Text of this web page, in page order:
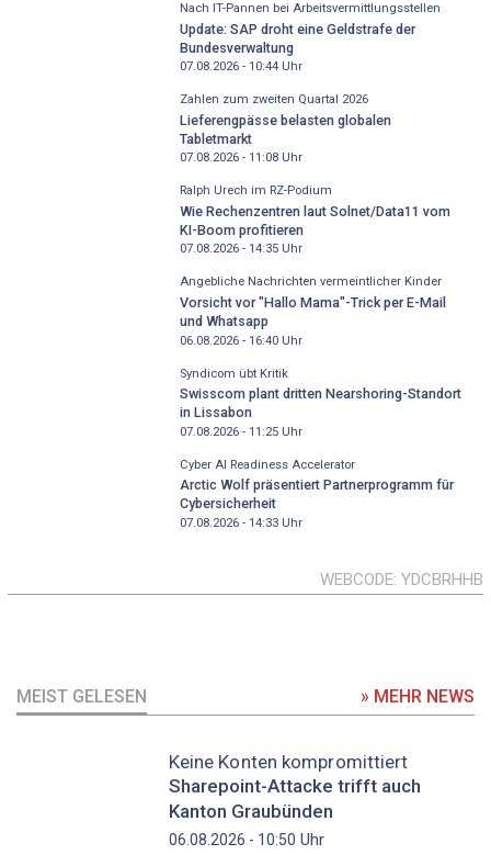
Nach IT-Pannen bei Arbeitsvermittlungsstellen
Update: SAP droht eine Geldstrafe der
Bundesverwaltung
07.08.2026 - 10:44Uhr
Zahlen zum zweiten Quartal 2026
Lieferengpässe belasten globalen
Tabletmarkt
07.08.2026 - 11:08Uhr
Ralph Urech im RZ-Podium
Wie Rechenzentren laut Solnet/Data11 vom
KI-Boom profitieren
07.08.2026 - 14:35Uhr
Angebliche Nachrichten vermeintlicher Kinder
Vorsicht vor "Hallo Mama"-Trick per E-Mail
und Whatsapp
06.08.2026 - 16:40Uhr
Syndicom übt Kritik
Swisscom plant dritten Nearshoring-Standort
in Lissabon
07.08.2026 - 11:25Uhr
Cyber AI Readiness Accelerator
Arctic Wolf präsentiert Partnerprogramm für
Cybersicherheit
07.08.2026 - 14:33Uhr
WEBCODE YDCBRHHB
MEIST GELESEN » MEHR NEWS
Keine Konten kompromittiert
Sharepoint-Attacke trifft auch
Kanton Graubünden
06.08.2026 - 10:50 Uhr